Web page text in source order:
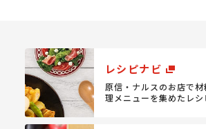
レシピナビ
原信・ナルスのお店で材
理メニューを集めたレシ